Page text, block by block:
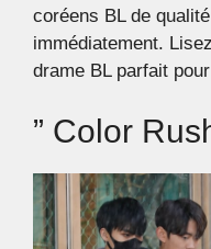
coréens BL de
immédiatement.
drame BL parfait
” Color